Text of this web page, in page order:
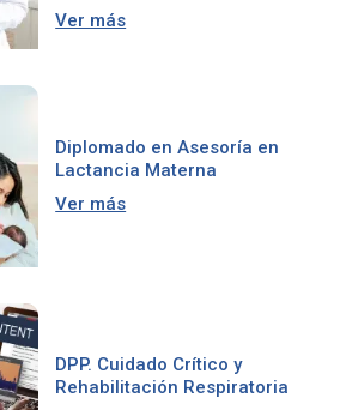
Ver más
Diplomado en Asesoría en
Lactancia Materna
Ver más
DPP. Cuidado Crítico y
Rehabilitación Respiratoria